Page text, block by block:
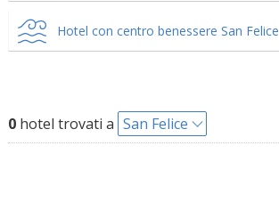
Hotel con centro benessere San Felice
0hotel trovati a San Felice